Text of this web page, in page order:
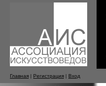
Главная | Регистрация | Вход